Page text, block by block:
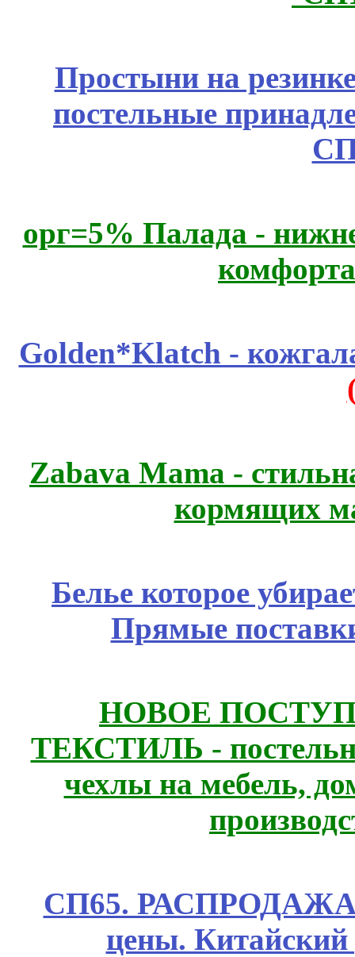
Простыни на
постельные
орг=5% Палада -
Golden*Klatch -
Zabava Mama -
кормящих
Белье которое
Прямые
НОВОЕ
ТЕКСТИЛЬ -
чехлы на мебель,
СП65. РАСПРОДАЖА!
цены.